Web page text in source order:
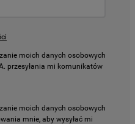
moich danych osobowych
przesyłania mi komunikatów
moich danych osobowych
mnie, aby wysyłać mi